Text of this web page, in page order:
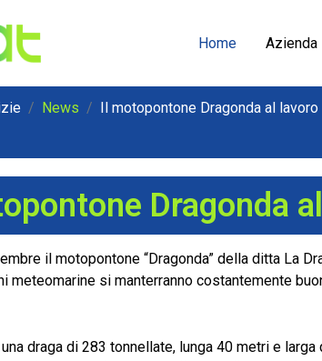
Home Azienda
News Il motopontone Dragonda al lavoro
Dragonda
il motopontone “Dragonda” della ditta La
meteomarine si manterranno costantemente
draga di 283 tonnellate, lunga 40 metri e